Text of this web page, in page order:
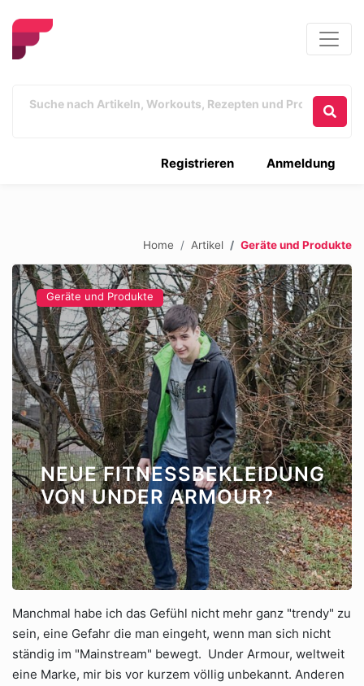
Anmeldung
Registrieren
Home Artikel Geräte und Produkte
Geräte und Produkte
NEUE FITNESSBEKLEIDUNG
VON UNDER ARMOUR?
Manchmal habe ich das Gefühl nicht mehr ganz "trendy" zu
sein, eine Gefahr die man eingeht, wenn man sich nicht
ständig im "Mainstream" bewegt. Under Armour, weltweit
eine Marke, mir bis vor kurzem völlig unbekannt. Anderen